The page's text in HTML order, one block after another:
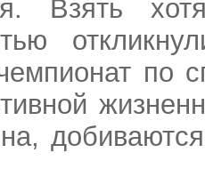
Взять
чемпионат